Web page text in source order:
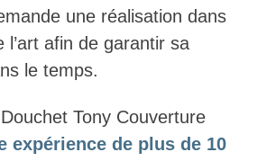
une réalisation dans
l’art afin de garantir sa
le temps.
Tony Couverture
expérience de plus de 10